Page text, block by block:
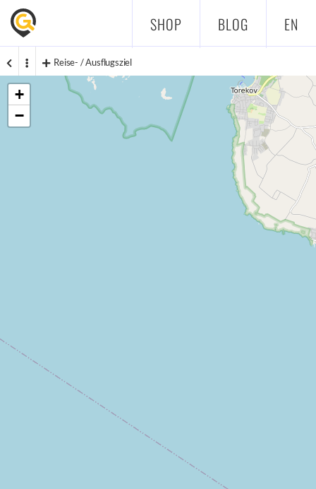
SHOP BLOG EN
Reise- / Ausflugsziel
+
−